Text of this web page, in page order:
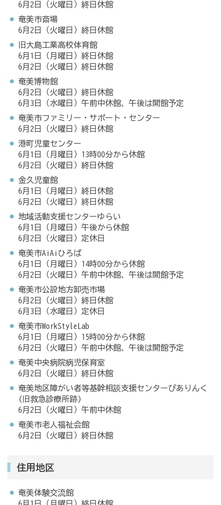
6月2日（火曜日）終日休館
奄美市斎場
6月2日（火曜日）終日休館
旧大島工業高校体育館
6月1日（月曜日）終日休館
6月2日（火曜日）終日休館
奄美博物館
6月2日（火曜日）終日休館
6月3日（水曜日）午前中休館、午後は開館予定
奄美市ファミリー・サポート・センター
6月2日（火曜日）終日休館
港町児童センター
6月1日（月曜日）13時00分から休館
6月2日（火曜日）終日休館
金久児童館
6月1日（月曜日）終日休館
6月2日（火曜日）終日休館
地域活動支援センターゆらい
6月1日（月曜日）午後から休館
6月2日（火曜日）定休日
奄美市AiAiひろば
6月1日（月曜日）14時00分から休館
6月2日（火曜日）午前中休館、午後は開館予定
奄美市公設地方卸売市場
6月2日（火曜日）終日休館
6月3日（水曜日）定休日
奄美市WorkStyleLab
6月1日（月曜日）15時00分から休館
6月2日（火曜日）午前中休館、午後は開館予定
奄美中央病院病児保育室
6月2日（火曜日）終日休館
奄美地区障がい者等基幹相談支援センターぴありんく
(旧救急診療所跡)
6月2日（火曜日）午前中休館
奄美市老人福祉会館
6月2日（火曜日）終日休館
住用地区
奄美体験交流館
6月1日（月曜日）終日休館